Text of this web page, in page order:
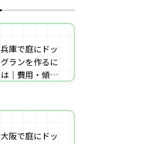
兵庫で庭にドッ
グランを作るに
は｜費用・傾斜
戸〜播磨・淡
大阪で庭にドッ
【2026年5月7】
日TBS「櫻井・
有吉THE夜会」
さんのご実家の
を施工
庭にドッグラン